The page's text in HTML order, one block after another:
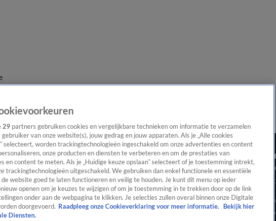
15 jan 2025,
De NS
Brabant)
29 partners gebruiken cookies en vergelijkbare technieken om informatie te verzamelen
gebruiker van onze website(s), jouw gedrag en jouw apparaten. Als je „Alle cookies
selecteert, worden trackingtechnologieën ingeschakeld om onze advertenties en content
onze producten en diensten te verbeteren en om de prestaties van
en content te meten. Als je „Huidige keuze opslaan” selecteert of je toestemming intrekt,
trackingtechnologieën uitgeschakeld. We gebruiken dan enkel functionele en essentiële
de website goed te laten functioneren en veilig te houden. Je kunt dit menu op ieder
openen om je keuzes te wijzigen of om je toestemming in te trekken door op de link
onder aan de webpagina te klikken. Je selecties zullen overal binnen onze Digitale
doorgevoerd. Raadpleeg onze Cookieverklaring voor meer informatie. Bekijk hier
Diensten.